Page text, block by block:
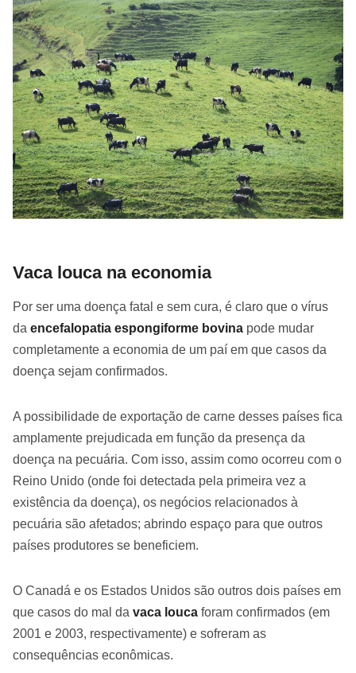
Vaca louca na economia
Por ser uma doença fatal e sem cura, é claro que o vírus
da encefalopatia espongiforme bovina pode mudar
completamente a economia de um paí em que casos da
doença sejam confirmados.
A possibilidade de exportação de carne desses países fica
amplamente prejudicada em função da presença da
doença na pecuária. Com isso, assim como ocorreu com o
Reino Unido (onde foi detectada pela primeira vez a
existência da doença), os negócios relacionados à
pecuária são afetados; abrindo espaço para que outros
países produtores se beneficiem.
O Canadá e os Estados Unidos são outros dois países em
que casos do mal da vaca louca foram confirmados (em
2001 e 2003, respectivamente) e sofreram as
consequências econômicas.